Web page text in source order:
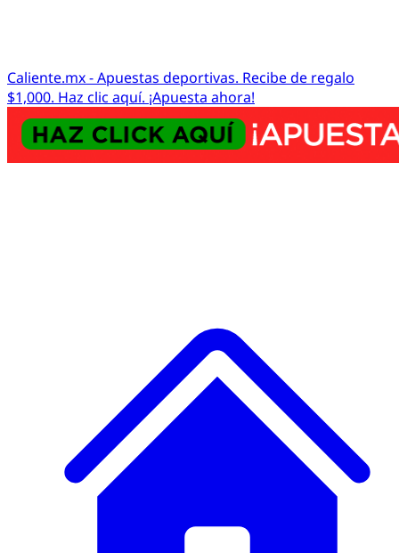
Caliente.mx - Apuestas deportivas. Recibe de regalo
$1,000. Haz clic aquí. ¡Apuesta ahora!